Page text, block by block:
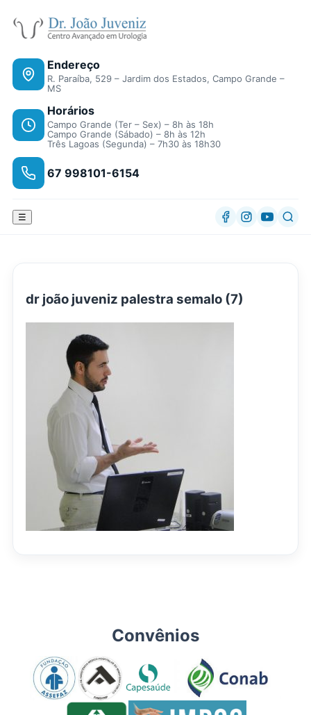
Endereço
R. Paraíba, 529 – Jardim dos Estados, Campo Grande –
MS
Horários
Campo Grande (Ter – Sex) – 8h às 18h
Campo Grande (Sábado) – 8h às 12h
Três Lagoas (Segunda) – 7h30 às 18h30
67 998101-6154
☰
dr joão juveniz palestra semalo (7)
Convênios